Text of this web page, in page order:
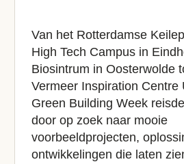
Van het Rotterdamse
High Tech Campus in
Biosintrum in Oosterwolde
Vermeer Inspiration Centre
Green Building Week
door op zoek naar mooie
voorbeeldprojecten,
ontwikkelingen die laten